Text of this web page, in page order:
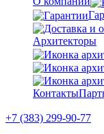
Архитекторы
Контакты
+7 (383) 299-90-77